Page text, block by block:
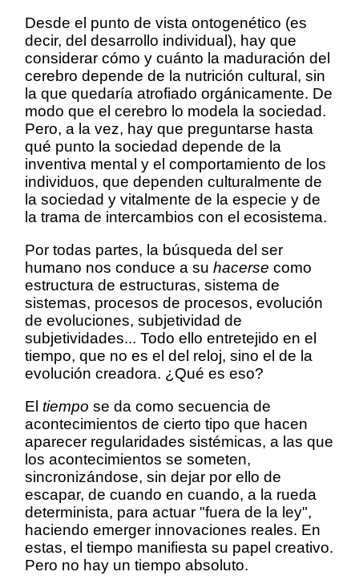
Desde el punto de vista ontogenético (es
decir, del desarrollo individual), hay que
considerar cómo y cuánto la maduración del
cerebro depende de la nutrición cultural, sin
la que quedaría atrofiado orgánicamente. De
modo que el cerebro lo modela la sociedad.
Pero, a la vez, hay que preguntarse hasta
qué punto la sociedad depende de la
inventiva mental y el comportamiento de los
individuos, que dependen culturalmente de
la sociedad y vitalmente de la especie y de
la trama de intercambios con el ecosistema.
Por todas partes, la búsqueda del ser
humano nos conduce a su hacerse como
estructura de estructuras, sistema de
sistemas, procesos de procesos, evolución
de evoluciones, subjetividad de
subjetividades... Todo ello entretejido en el
tiempo, que no es el del reloj, sino el de la
evolución creadora. ¿Qué es eso?
El tiempo se da como secuencia de
acontecimientos de cierto tipo que hacen
aparecer regularidades sistémicas, a las que
los acontecimientos se someten,
sincronizándose, sin dejar por ello de
escapar, de cuando en cuando, a la rueda
determinista, para actuar "fuera de la ley",
haciendo emerger innovaciones reales. En
estas, el tiempo manifiesta su papel creativo.
Pero no hay un tiempo absoluto.